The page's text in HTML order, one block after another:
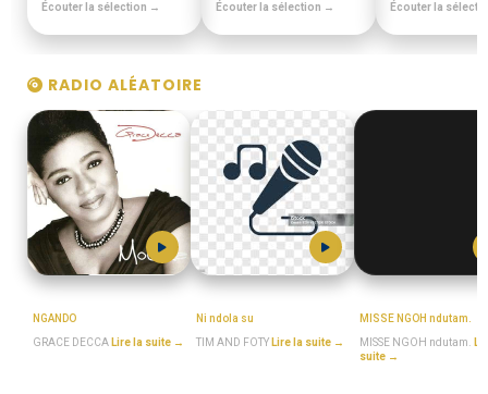
Écouter la sélection → Écouter la sélection → Écouter la
RADIO ALÉATOIRE
NGANDO
GRACE DECCA Lire la suite →
Ni ndola su
TIM AND FOTY Lire la suite →
MISSE NGOH ndutam.
MISSE NGOH ndutam.
suite →